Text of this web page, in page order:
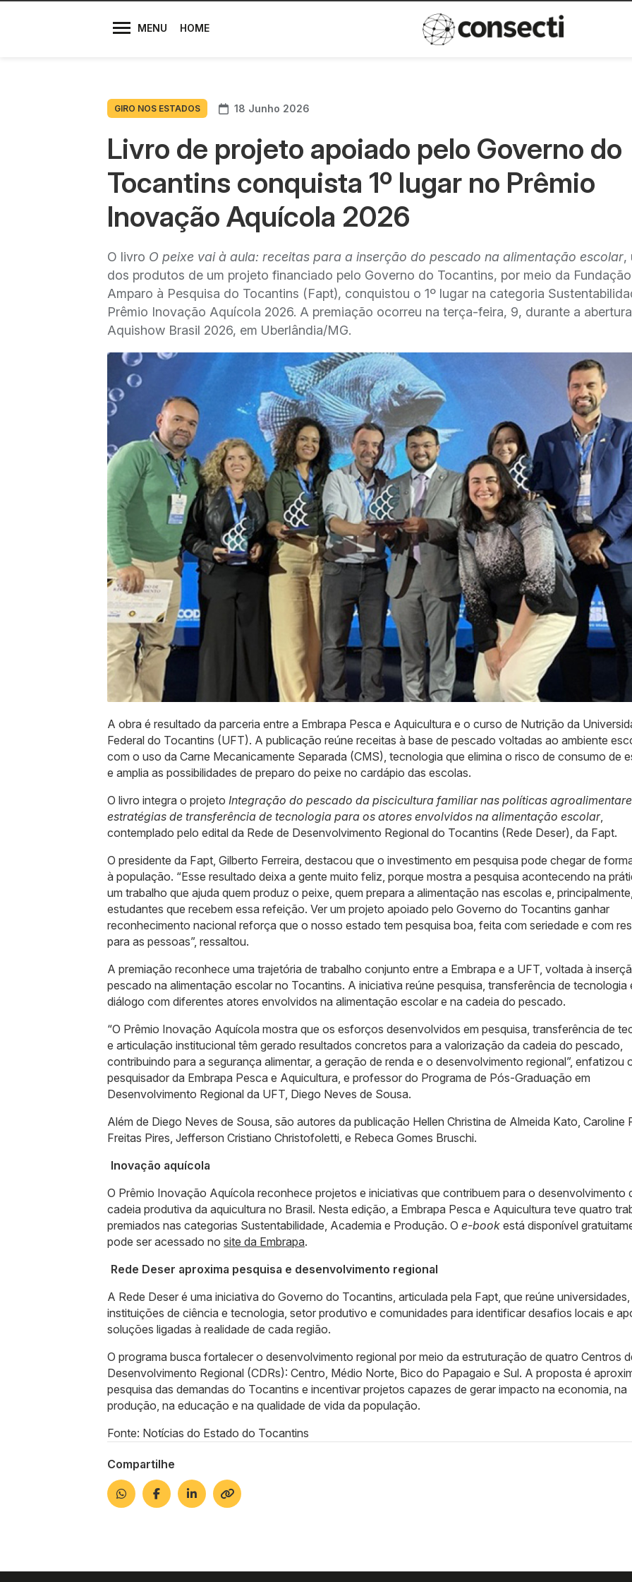
MENU HOME
Diretores
Política de
GIRO NOS ESTADOS 18 Junho 2026
Livro de projeto apoiado pelo Governo do
Tocantins conquista 1º lugar no Prêmio
Inovação Aquícola 2026
O livro O peixe vai à aula: receitas para a inserção do pescado na alimentação escolar,
dos produtos de um projeto financiado pelo Governo do Tocantins, por meio da
Amparo à Pesquisa do Tocantins (Fapt), conquistou o 1º lugar na categoria
Prêmio Inovação Aquícola 2026. A premiação ocorreu na terça-feira, 9, durante a
Aquishow Brasil 2026, em Uberlândia/MG.
A obra é resultado da parceria entre a Embrapa Pesca e Aquicultura e o curso de Nutrição da
Federal do Tocantins (UFT). A publicação reúne receitas à base de pescado voltadas ao ambiente
com o uso da Carne Mecanicamente Separada (CMS), tecnologia que elimina o risco de consumo de
e amplia as possibilidades de preparo do peixe no cardápio das escolas.
O livro integra o projeto Integração do pescado da piscicultura familiar nas políticas
estratégias de transferência de tecnologia para os atores envolvidos na alimentação escolar,
contemplado pelo edital da Rede de Desenvolvimento Regional do Tocantins (Rede Deser), da Fapt.
O presidente da Fapt, Gilberto Ferreira, destacou que o investimento em pesquisa pode chegar de
à população. “Esse resultado deixa a gente muito feliz, porque mostra a pesquisa acontecendo na
um trabalho que ajuda quem produz o peixe, quem prepara a alimentação nas escolas e,
estudantes que recebem essa refeição. Ver um projeto apoiado pelo Governo do Tocantins ganhar
reconhecimento nacional reforça que o nosso estado tem pesquisa boa, feita com seriedade e com
para as pessoas”, ressaltou.
A premiação reconhece uma trajetória de trabalho conjunto entre a Embrapa e a UFT, voltada à
pescado na alimentação escolar no Tocantins. A iniciativa reúne pesquisa, transferência de tecnologia
diálogo com diferentes atores envolvidos na alimentação escolar e na cadeia do pescado.
“O Prêmio Inovação Aquícola mostra que os esforços desenvolvidos em pesquisa, transferência de
e articulação institucional têm gerado resultados concretos para a valorização da cadeia do pescado,
contribuindo para a segurança alimentar, a geração de renda e o desenvolvimento regional”, enfatizou
pesquisador da Embrapa Pesca e Aquicultura, e professor do Programa de Pós-Graduação em
Desenvolvimento Regional da UFT, Diego Neves de Sousa.
Além de Diego Neves de Sousa, são autores da publicação Hellen Christina de Almeida Kato, Caroline
Freitas Pires, Jefferson Cristiano Christofoletti, e Rebeca Gomes Bruschi.
Inovação aquícola
O Prêmio Inovação Aquícola reconhece projetos e iniciativas que contribuem para o desenvolvimento
cadeia produtiva da aquicultura no Brasil. Nesta edição, a Embrapa Pesca e Aquicultura teve quatro
premiados nas categorias Sustentabilidade, Academia e Produção. O e-book está disponível
pode ser acessado no site da Embrapa.
Rede Deser aproxima pesquisa e desenvolvimento regional
A Rede Deser é uma iniciativa do Governo do Tocantins, articulada pela Fapt, que reúne universidades,
instituições de ciência e tecnologia, setor produtivo e comunidades para identificar desafios locais e
soluções ligadas à realidade de cada região.
O programa busca fortalecer o desenvolvimento regional por meio da estruturação de quatro Centros
Desenvolvimento Regional (CDRs): Centro, Médio Norte, Bico do Papagaio e Sul. A proposta é
pesquisa das demandas do Tocantins e incentivar projetos capazes de gerar impacto na economia, na
produção, na educação e na qualidade de vida da população.
Fonte: Notícias do Estado do Tocantins
Compartilhe